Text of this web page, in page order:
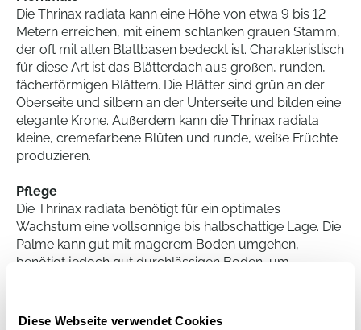
Diese Webseite verwendet Cookies
Die Thrinax radiata kann eine Höhe von etwa 9 bis 12
Metern erreichen, mit einem schlanken grauen Stamm,
der oft mit alten Blattbasen bedeckt ist. Charakteristisch
für diese Art ist das Blätterdach aus großen, runden,
fächerförmigen Blättern. Die Blätter sind grün an der
Oberseite und silbern an der Unterseite und bilden eine
elegante Krone. Außerdem kann die Thrinax radiata
kleine, cremefarbene Blüten und runde, weiße Früchte
produzieren.
Pflege
Die Thrinax radiata benötigt für ein optimales
Wachstum eine vollsonnige bis halbschattige Lage. Die
Palme kann gut mit magerem Boden umgehen,
benötigt jedoch gut durchlässigen Boden, um
vermieden werden. Beachten Sie, dass diese Palme